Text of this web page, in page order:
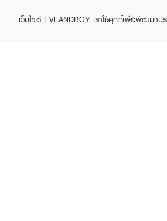
เว็บไซต์ EVEANDBOY เราใช้คุกกี้เพื่อพัฒนา